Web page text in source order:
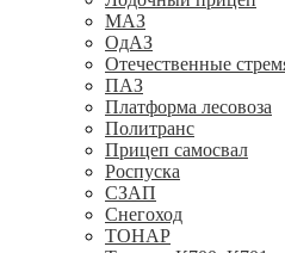
МАЗ
ОдАЗ
Отечественные
ПАЗ
Платформа лесовоза
Политранс
Прицеп самосвал
Роспуска
СЗАП
Снегоход
ТОНАР